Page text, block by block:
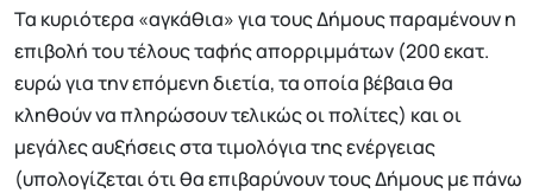
Τα κυριότερα «αγκάθια» για τους Δήμους παραμένουν η
επιβολή του τέλους ταφής απορριμμάτων (200 εκατ.
ευρώ για την επόμενη διετία, τα οποία βέβαια θα
κληθούν να πληρώσουν τελικώς οι πολίτες) και οι
μεγάλες αυξήσεις στα τιμολόγια της ενέργειας
(υπολογίζεται ότι θα επιβαρύνουν τους Δήμους με πάνω